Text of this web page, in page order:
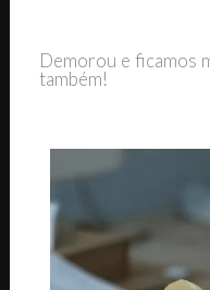
Demorou e ficamos
também!